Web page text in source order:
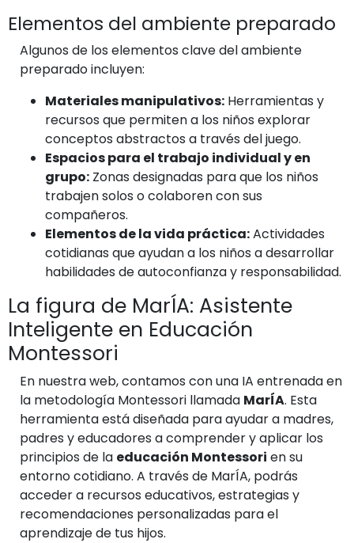
Elementos del ambiente preparado
Algunos de los elementos clave del ambiente
preparado incluyen:
Materiales manipulativos: Herramientas y
recursos que permiten a los niños explorar
conceptos abstractos a través del juego.
Espacios para el trabajo individual y en
grupo: Zonas designadas para que los niños
trabajen solos o colaboren con sus
compañeros.
Elementos de la vida práctica:Actividades
cotidianas que ayudan a los niños a desarrollar
habilidades de autoconfianza y responsabilidad.
La figura de MarÍA: Asistente
Inteligente en Educación
Montessori
En nuestra web, contamos con una IA entrenada en
la metodología Montessori llamada MarÍA. Esta
herramienta está diseñada para ayudar a madres,
padres y educadores a comprender y aplicar los
principios de la educación Montessori en su
entorno cotidiano. A través de MarÍA, podrás
acceder a recursos educativos, estrategias y
recomendaciones personalizadas para el
aprendizaje de tus hijos.